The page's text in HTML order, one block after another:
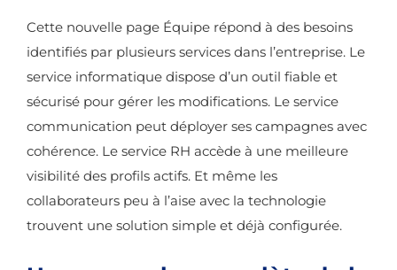
Cette nouvelle page Équipe répond à des besoins
identifiés par plusieurs services dans l’entreprise. Le
service informatique dispose d’un outil fiable et
sécurisé pour gérer les modifications. Le service
communication peut déployer ses campagnes avec
cohérence. Le service RH accède à une meilleure
visibilité des profils actifs. Et même les
collaborateurs peu à l’aise avec la technologie
trouvent une solution simple et déjà configurée.